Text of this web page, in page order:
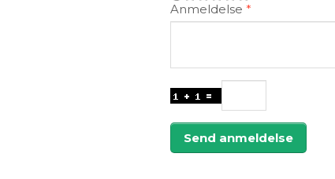
Anmeldelse
Send anmeldelse